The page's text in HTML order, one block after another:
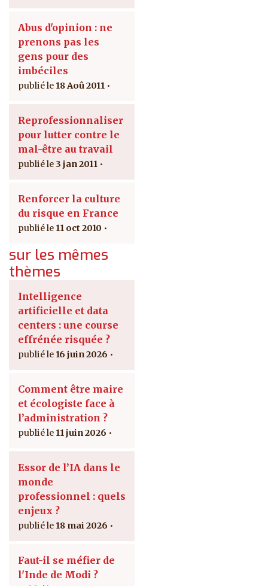
Abus d'opinion : ne
prenons pas les
gens pour des
imbéciles
18 Aoû 2011
Reprofessionnaliser
pour lutter contre le
mal-être au travail
3 jan 2011
Renforcer la culture
du risque en France
11 oct 2010
sur les mêmes
thèmes
Intelligence
artificielle et data
centers : une course
effrénée risquée ?
16 juin 2026
Comment être maire
et écologiste face à
l’administration ?
11 juin 2026
Essor de l’IA dans le
monde
professionnel : quels
enjeux ?
18 mai 2026
Faut-il se méfier de
l'Inde de Modi ?